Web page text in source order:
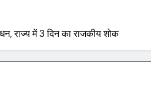
राज्य में 3 दिन का राजकीय शोक